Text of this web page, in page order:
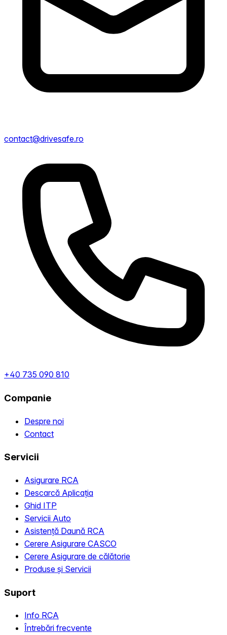
contact@drivesafe.ro
+40 735 090 810
Companie
Despre noi
Contact
Servicii
Asigurare RCA
Descarcă Aplicația
Ghid ITP
Servicii Auto
Asistență Daună RCA
Cerere Asigurare CASCO
Cerere Asigurare de călătorie
Produse și Servicii
Suport
Info RCA
Întrebări frecvente